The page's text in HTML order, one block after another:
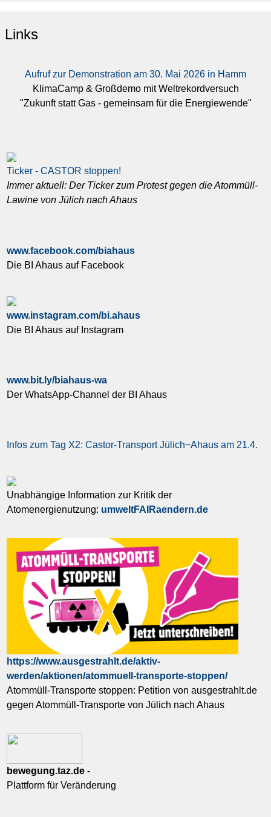
Links
Aufruf zur Demonstration am 30. Mai 2026 in Hamm
KlimaCamp & Großdemo mit Weltrekordversuch
"Zukunft statt Gas - gemeinsam für die Energiewende"
Ticker - CASTOR stoppen!
Immer aktuell: Der Ticker zum Protest gegen die Atommüll-
Lawine von Jülich nach Ahaus
www.facebook.com/biahaus
Die BI Ahaus auf Facebook
www.instagram.com/bi.ahaus
Die BI Ahaus auf Instagram
www.bit.ly/biahaus-wa
Der WhatsApp-Channel der BI Ahaus
Infos zum Tag X2: Castor-Transport Jülich−Ahaus am 21.4.
Unabhängige Information zur Kritik der
Atomenergienutzung: umweltFAIRaendern.de
https://www.ausgestrahlt.de/aktiv-
werden/aktionen/atommuell-transporte-stoppen/
Atommüll-Transporte stoppen: Petition von ausgestrahlt.de
gegen Atommüll-Transporte von Jülich nach Ahaus
bewegung.taz.de -
Plattform für Veränderung